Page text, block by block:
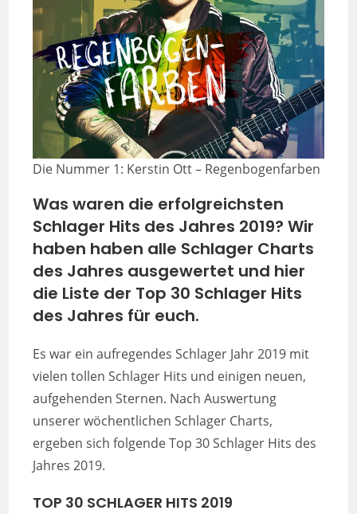
Die Nummer 1: Kerstin Ott – Regenbogenfarben
Was waren die erfolgreichsten
Schlager Hits des Jahres 2019? Wir
haben haben alle Schlager Charts
des Jahres ausgewertet und hier
die Liste der Top 30 Schlager Hits
des Jahres für euch.
Es war ein aufregendes Schlager Jahr 2019 mit
vielen tollen Schlager Hits und einigen neuen,
aufgehenden Sternen. Nach Auswertung
unserer wöchentlichen Schlager Charts,
ergeben sich folgende Top 30 Schlager Hits des
Jahres 2019.
TOP 30 SCHLAGER HITS 2019